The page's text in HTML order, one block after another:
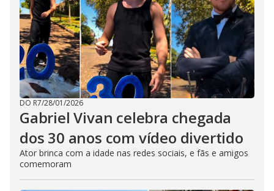
DO R7/28/01/2026
Gabriel Vivan celebra chegada
dos 30 anos com vídeo divertido
Ator brinca com a idade nas redes sociais, e fãs e amigos
comemoram